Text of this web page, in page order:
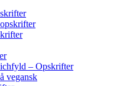
– Opskrifter
vegansk